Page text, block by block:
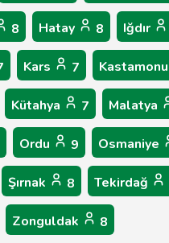
8 Hatay 8 Iğdır
Kars 7 Kastamonu
Kütahya 7 Malatya
Ordu 9 Osmaniye
Şırnak 8 Tekirdağ
Zonguldak 8